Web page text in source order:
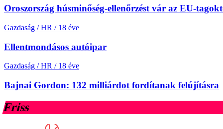
Oroszország húsminőség-ellenőrzést vár az EU-
Gazdaság / HR / 18 éve
Ellentmondásos autóipar
Gazdaság / HR / 18 éve
Bajnai Gordon: 132 milliárdot fordítanak felújításra
Friss